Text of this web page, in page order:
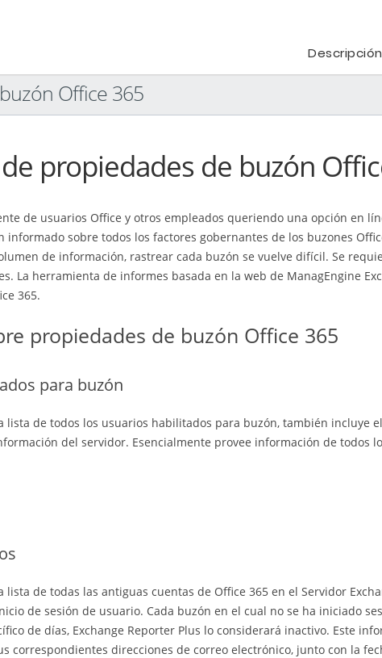
Descripción
Office 365
propiedades de buzón
de usuarios Office y otros empleados queriendo una opción en
informado sobre todos los factores gobernantes de los buzones
de información, rastrear cada buzón se vuelve difícil. Se
La herramienta de informes basada en la web de ManagEngine
365.
propiedades de buzón Office 365
para buzón
lista de todos los usuarios habilitados para buzón, también incluye
del servidor. Esencialmente provee información de todos
lista de todas las antiguas cuentas de Office 365 en el Servidor
de sesión de usuario. Cada buzón en el cual no se ha iniciado
de días, Exchange Reporter Plus lo considerará inactivo. Este
correspondientes direcciones de correo electrónico, junto con la